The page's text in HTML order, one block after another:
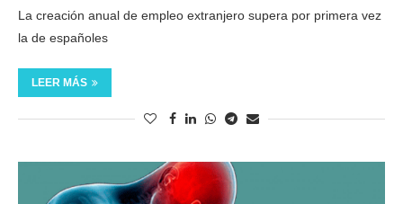
La creación anual de empleo extranjero supera por primera vez
la de españoles
LEER MÁS